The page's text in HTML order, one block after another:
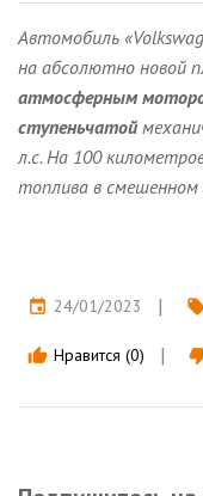
Автомобиль
на абсолютно новой
атмосферным
ступеньчатой
л.с. На 100
топлива в смешенном
event 24/01/2023
thumb_up Нравится (0)